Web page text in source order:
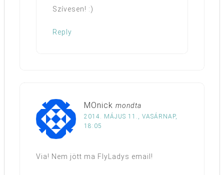
Szívesen! :)
Reply
MOnick mondta
2014. MÁJUS 11., VASÁRNAP,
18:05
Via! Nem jött ma FlyLadys email!